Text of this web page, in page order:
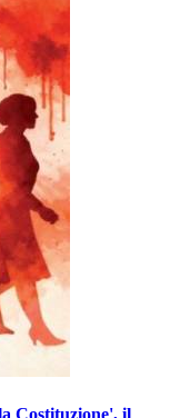
Costituzione', il